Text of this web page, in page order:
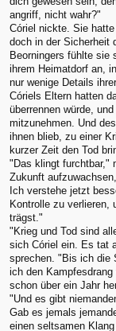
angriff, nicht wahr?"
Córiel nickte. Sie
doch in der Sicherheit
Beorningers fühlte sie
ihrem Heimatdorf an,
nur wenige Details
Córiels Eltern hatten
überrennen würde,
mitzunehmen. Und
ihnen blieb, zu einer
kurzer Zeit den Tod
"Das klingt furchtbar,"
Zukunft
Ich verstehe jetzt
Kontrolle zu verlieren,
trägst."
"Krieg und Tod sind
sich Córiel ein. Es tat
sprechen. "Bis ich die
ich den
schon über ein Jahr
"Und es gibt
Gab es jemals
einen seltsamen Klang